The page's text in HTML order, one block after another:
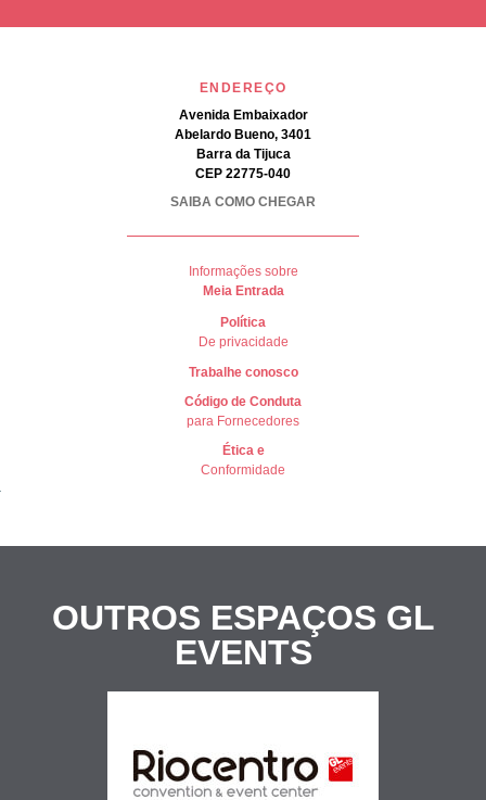
ENDEREÇO
Avenida Embaixador
Abelardo Bueno, 3401
Barra da Tijuca
CEP 22775-040
SAIBA COMO CHEGAR
Informações sobre
Meia Entrada
Política
De privacidade
Trabalhe conosco
Código de Conduta
para Fornecedores
Ética e
Conformidade
OUTROS ESPAÇOS GL
EVENTS